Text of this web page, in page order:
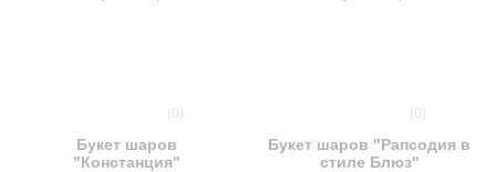
(0)
Букет шаров
"Констанция"
(0)
Букет шаров "Рапсодия в
стиле Блюз"